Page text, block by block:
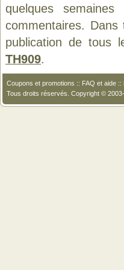
quelques
commentaires.
publication de tous
TH909.
Coupons et promotions :: FAQ et aide ::
Tous droits réservés. Copyright ©